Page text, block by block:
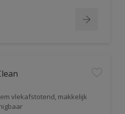
vlekafstotend, makkelijk